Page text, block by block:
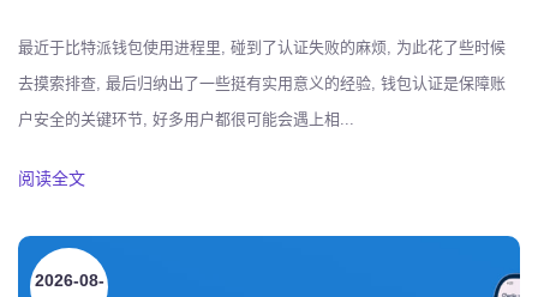
最近于比特派钱包使用进程里, 碰到了认证失败的麻烦, 为此花了些时候
去摸索排查, 最后归纳出了一些挺有实用意义的经验, 钱包认证是保障账
户安全的关键环节, 好多用户都很可能会遇上相...
阅读全文
2026-08-